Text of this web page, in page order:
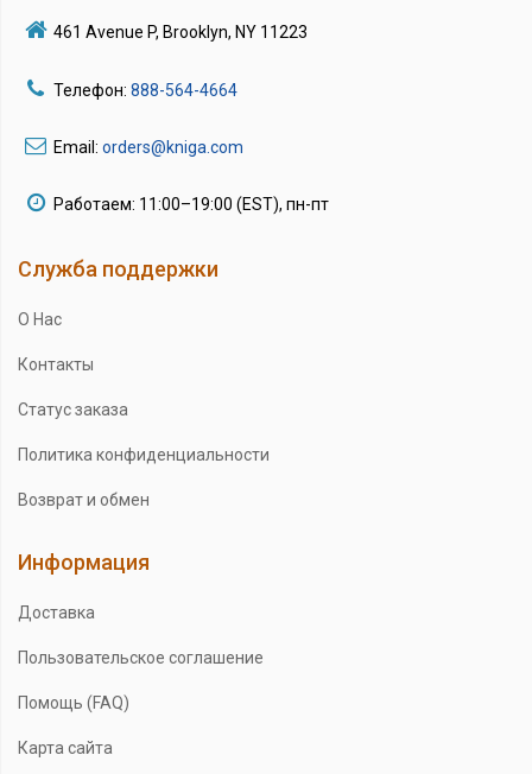
461 Avenue P, Brooklyn, NY 11223
Телефон: 888-564-4664
Email: orders@kniga.com
Работаем: 11:00–19:00 (EST), пн-пт
Служба поддержки
О Нас
Контакты
Статус заказа
Политика конфиденциальности
Возврат и обмен
Информация
Доставка
Пользовательское соглашение
Помощь (FAQ)
Карта сайта